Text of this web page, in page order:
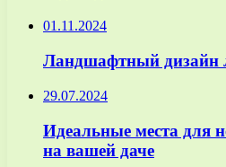
01.11.2024
Ландшафтный дизайн
29.07.2024
Идеальные места для
на вашей даче